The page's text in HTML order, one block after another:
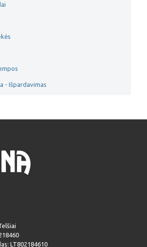
- Išpardavimas
LT802184610